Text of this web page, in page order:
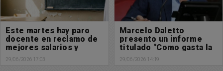
Marcelo Daletto
presento un informe
titulado "Como gasta la
Provincia de Buenos
29/06/2026 14:19
Continúan los trabajos
de pavimentación en
calle Santiago del
Estero
29/06/2026 11:09